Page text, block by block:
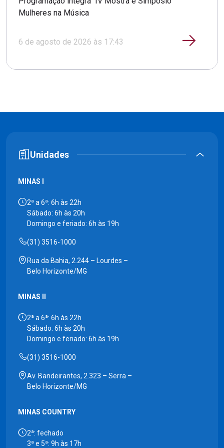
Mulheres na Música
6 de agosto de 2026 às 17:43
Unidades
MINAS I
2ª a 6ª: 6h às 22h
Sábado: 6h às 20h
Domingo e feriado: 6h às 19h
(31) 3516-1000
Rua da Bahia, 2.244 – Lourdes –
Belo Horizonte/MG
MINAS II
2ª a 6ª: 6h às 22h
Sábado: 6h às 20h
Domingo e feriado: 6h às 19h
(31) 3516-1000
Av. Bandeirantes, 2.323 – Serra –
Belo Horizonte/MG
MINAS COUNTRY
2ª: fechado
3ª e 5ª: 9h às 17h